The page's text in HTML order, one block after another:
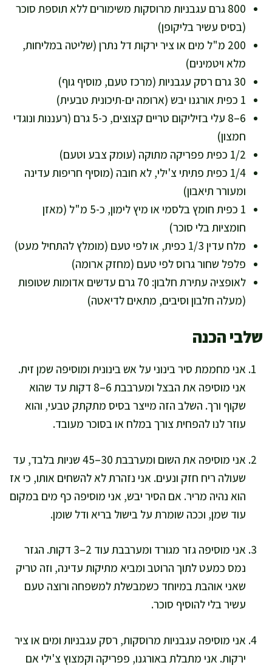
800 גרם עגבניות מרוסקות משימורים ללא תוספת סוכר
(בסיס עשיר בליקופן)
200 מ"ל מים או ציר ירקות דל נתרן (שליטה במליחות,
מלא ויטמינים)
30 גרם רסק עגבניות (מרכז טעם, מוסיף גוף)
1 כפית אורגנו יבש (ארומה ים-תיכונית טבעית)
6–8 עלי בזיליקום טריים קצוצים, כ-5 גרם (רעננות ונוגדי
חמצון)
1/2 כפית פפריקה מתוקה (עומק צבע וטעם)
1/4 כפית פתיתי צ'ילי, לא חובה (מוסיף חריפות עדינה
ומעורר תיאבון)
1 כפית חומץ בלסמי או מיץ לימון, כ-5 מ"ל (מאזן
חומציות בלי סוכר)
מלח עדין 1/3 כפית, או לפי טעם (מומלץ להתחיל מעט)
פלפל שחור גרוס לפי טעם (מחזק ארומה)
לאופציה עתירת חלבון: 70 גרם עדשים אדומות שטופות
(מעלה חלבון וסיבים, מתאים לדיאטה)
שלבי הכנה
אני מחממת סיר בינוני על אש בינונית ומוסיפה שמן זית.
אני מוסיפה את הבצל ומערבבת 6–8 דקות עד שהוא
שקוף ורך. השלב הזה מייצר בסיס מתקתק טבעי, והוא
עוזר לנו להפחית צורך במלח או בסוכר מעובד.
אני מוסיפה את השום ומערבבת 30–45 שניות בלבד, עד
שעולה ריח חזק ונעים. אני נזהרת לא להשחים אותו, כי אז
הוא נהיה מריר. אם הסיר יבש, אני מוסיפה כף מים במקום
עוד שמן, וככה שומרת על בישול בריא ודל שומן.
אני מוסיפה גזר מגורד ומערבבת עוד 2–3 דקות. הגזר
נמס כמעט לתוך הרוטב ומביא מתיקות עדינה, וזה טריק
שאני אוהבת במיוחד כשמבשלת למשפחה ורוצה טעם
עשיר בלי להוסיף סוכר.
אני מוסיפה עגבניות מרוסקות, רסק עגבניות ומים או ציר
ירקות. אני מתבלת באורגנו, פפריקה וקמצוץ צ'ילי אם